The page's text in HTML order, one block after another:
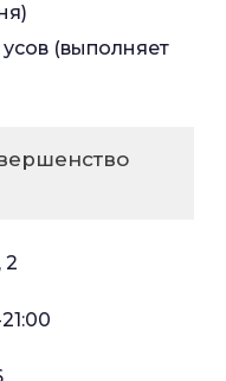
(выполняет
2